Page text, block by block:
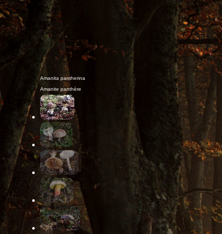
Amanita rubescens
Amanite rougissante, Golmotte